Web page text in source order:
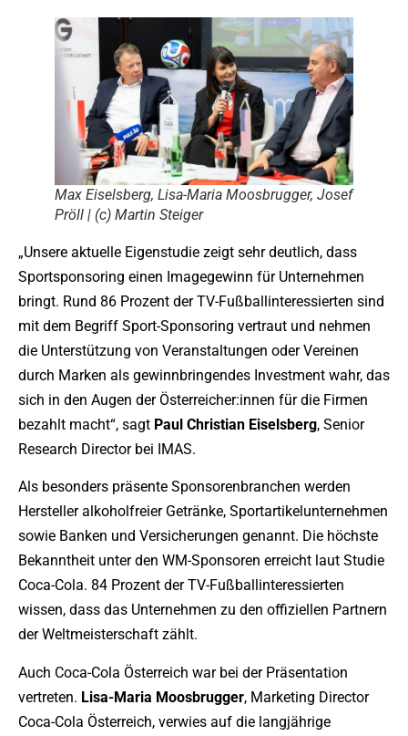
Max Eiselsberg, Lisa-Maria Moosbrugger, Josef
Pröll | (c) Martin Steiger
„Unsere aktuelle Eigenstudie zeigt sehr deutlich, dass
Sportsponsoring einen Imagegewinn für Unternehmen
bringt. Rund 86 Prozent der TV-Fußballinteressierten sind
mit dem Begriff Sport-Sponsoring vertraut und nehmen
die Unterstützung von Veranstaltungen oder Vereinen
durch Marken als gewinnbringendes Investment wahr, das
sich in den Augen der Österreicher:innen für die Firmen
bezahlt macht“, sagt Paul Christian Eiselsberg, Senior
Research Director bei IMAS.
Als besonders präsente Sponsorenbranchen werden
Hersteller alkoholfreier Getränke, Sportartikelunternehmen
sowie Banken und Versicherungen genannt. Die höchste
Bekanntheit unter den WM-Sponsoren erreicht laut Studie
Coca-Cola. 84 Prozent der TV-Fußballinteressierten
wissen, dass das Unternehmen zu den offiziellen Partnern
der Weltmeisterschaft zählt.
Auch Coca-Cola Österreich war bei der Präsentation
vertreten. Lisa-Maria Moosbrugger, Marketing Director
Coca-Cola Österreich, verwies auf die langjährige